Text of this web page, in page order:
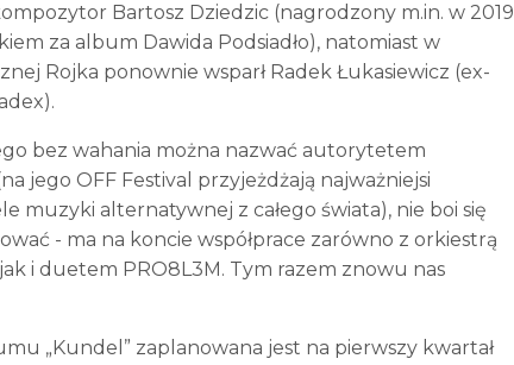
Bartosz Dziedzic (nagrodzony m.in. w 2019
za album Dawida Podsiadło), natomiast w
Rojka ponownie wsparł Radek Łukasiewicz (ex-
bez wahania można nazwać autorytetem
jego OFF Festival przyjeżdżają najważniejsi
muzyki alternatywnej z całego świata), nie boi się
- ma na koncie współprace zarówno z orkiestrą
i duetem PRO8L3M. Tym razem znowu nas
„Kundel” zaplanowana jest na pierwszy kwartał